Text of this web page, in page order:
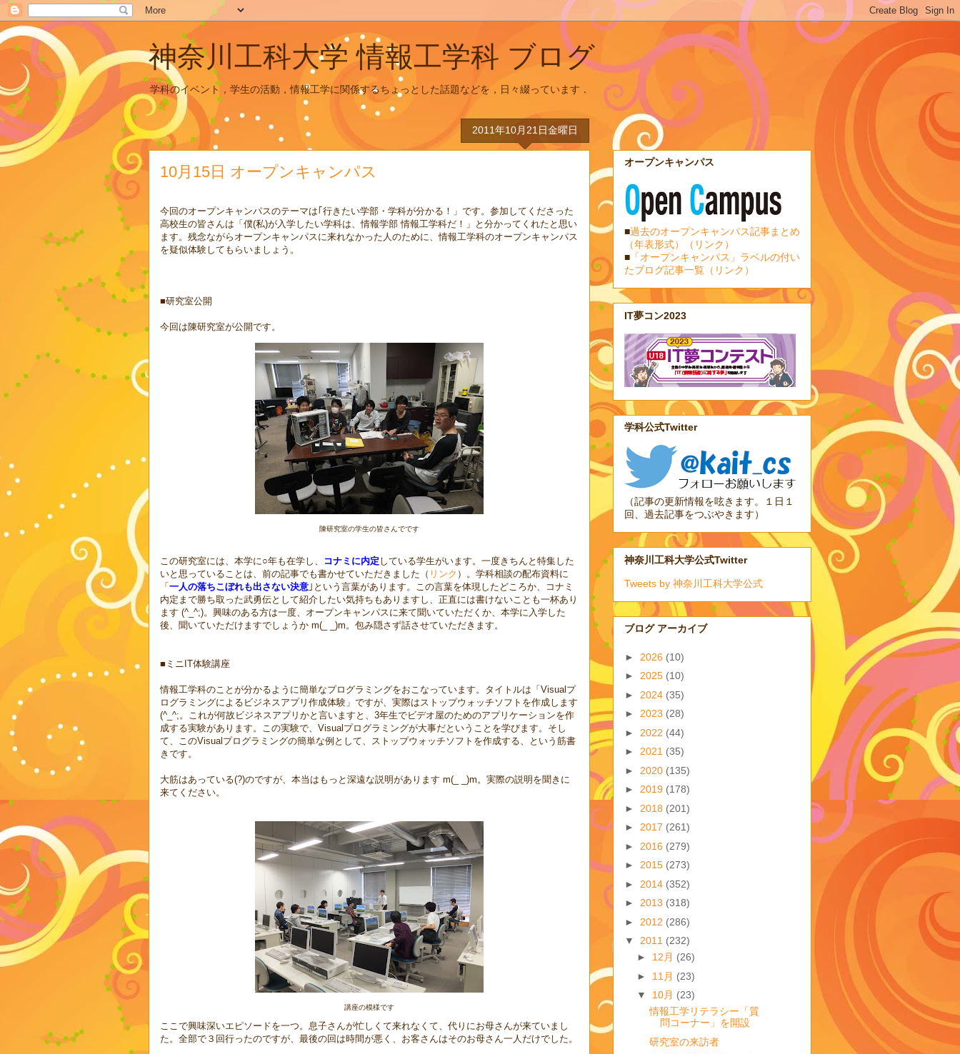
神奈川工科大学 情報工学科 ブログ
学科のイベント，学生の活動，情報工学に関係するちょっとした話題などを，日々綴っています．
2011年10月21日金曜日
10月15日 オープンキャンパス
今回のオープンキャンパスのテーマは｢行きたい学部・学科が分かる！」です。参加してくださった
高校生の皆さんは「僕(私)が入学したい学科は、情報学部 情報工学科だ！」と分かってくれたと思い
ます。残念ながらオープンキャンパスに来れなかった人のために、情報工学科のオープンキャンパス
を疑似体験してもらいましょう。
■研究室公開
今回は陳研究室が公開です。
陳研究室の学生の皆さんでです
この研究室には、本学に○年も在学し、 コナミに内定 している学生がいます。一度きちんと特集した
いと思っていることは、前の記事でも書かせていただきました（ リンク ）。学科相談の配布資料に
「一人の落ちこぼれも出さない決意 ｣という言葉があります。この言葉を体現したどころか、コナミ
内定まで勝ち取った武勇伝として紹介したい気持ちもありますし、正直には書けないことも一杯あり
ます (^_^;)。興味のある方は一度、オープンキャンパスに来て聞いていただくか、本学に入学した
後、聞いていただけますでしょうか m(_ _)m。包み隠さず話させていただきます。
■ミニIT体験講座
情報工学科のことが分かるように簡単なプログラミングをおこなっています。タイトルは「Visualプ
ログラミングによるビジネスアプリ作成体験」ですが、実際はストップウォッチソフトを作成します
(^_^;。これが何故ビジネスアプリかと言いますと、3年生でビデオ屋のためのアプリケーションを作
成する実験があります。この実験で、Visualプログラミングが大事だということを学びます。そし
て、このVisualプログラミングの簡単な例として、ストップウォッチソフトを作成する、という筋書
きです。
大筋はあっている(?)のですが、本当はもっと深遠な説明があります m(_ _)m。実際の説明を聞きに
来てください。
講座の模様です
ここで興味深いエピソードを一つ。息子さんが忙しくて来れなくて、代りにお母さんが来ていまし
た。全部で３回行ったのですが、最後の回は時間が悪く、お客さんはそのお母さん一人だけでした。
オープンキャンパス
■過去のオープンキャンパス記事まとめ
（年表形式）（リンク）
■ 「オープンキャンパス」ラベルの付い
たブログ記事一覧（リンク）
IT夢コン2023
学科公式Twitter
（記事の更新情報を呟きます。１日１
回、過去記事をつぶやきます）
神奈川工科大学公式Twitter
Tweets by 神奈川工科大学公式
ブログ アーカイブ
► 2026 (10)
► 2025 (10)
► 2024 (35)
► 2023 (28)
► 2022 (44)
► 2021 (35)
► 2020 (135)
► 2019 (178)
► 2018 (201)
► 2017 (261)
► 2016 (279)
► 2015 (273)
► 2014 (352)
► 2013 (318)
► 2012 (286)
▼ 2011 (232)
► 12月 (26)
► 11月 (23)
▼ 10月 (23)
情報工学リテラシー「質
問コーナー」を開設
研究室の来訪者